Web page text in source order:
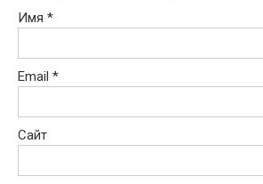
Имя *
Email *
Сайт